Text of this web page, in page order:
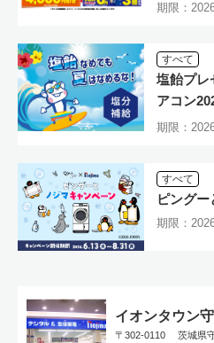
期限：
すべて
塩飴プレ
アコン
キャンペ
期限：
すべて
ピング
期限：
イオンタウン
〒302-0110 茨城県